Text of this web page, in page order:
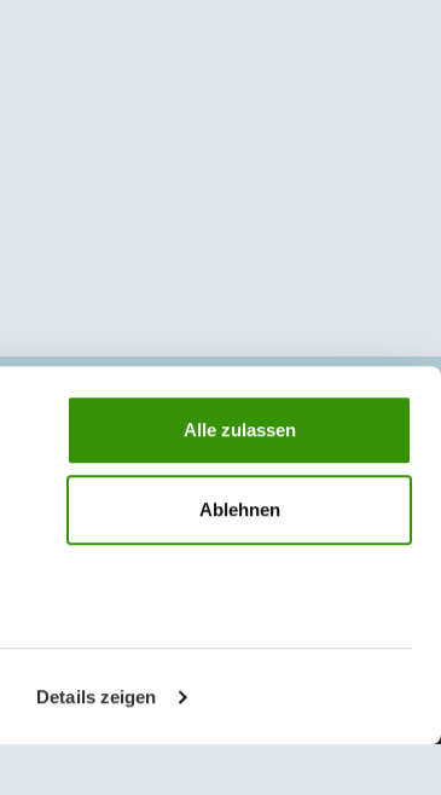
Details zeigen
Alle zulassen
Ablehnen
64